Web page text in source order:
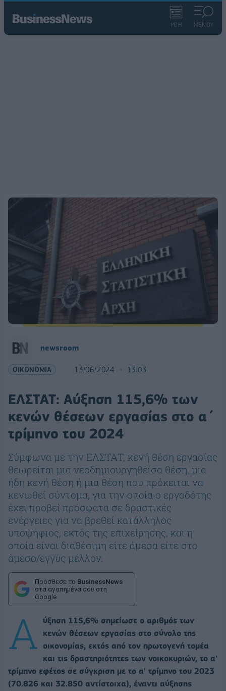
ΡΟΗ ΜΕΝΟΥ
newsroom
ΟΙΚΟΝΟΜΙΑ 13/06/2024 13:03
ΕΛΣΤΑΤ: Αύξηση 115,6% των
κενών θέσεων εργασίας στο α΄
τρίμηνο του 2024
Σύμφωνα με την ΕΛΣΤΑΤ, κενή θέση εργασίας
θεωρείται μια νεοδημιουργηθείσα θέση, μια
ήδη κενή θέση ή μια θέση που πρόκειται να
κενωθεί σύντομα, για την οποία ο εργοδότης
έχει προβεί πρόσφατα σε δραστικές
ενέργειες για να βρεθεί κατάλληλος
υποψήφιος, εκτός της επιχείρησης, και η
οποία είναι διαθέσιμη είτε άμεσα είτε στο
άμεσο/εγγύς μέλλον.
Πρόσθεσε το BusinessNews
στα αγαπημένα σου στη
Google
Α
ύξηση 115,6% σημείωσε ο αριθμός των
κενών θέσεων εργασίας στο σύνολο της
οικονομίας, εκτός από τον πρωτογενή τομέα
και τις δραστηριότητες των νοικοκυριών, το α'
τρίμηνο εφέτος σε σύγκριση με το α' τρίμηνο του 2023
(70.826 και 32.850 αντίστοιχα), έναντι αύξησης